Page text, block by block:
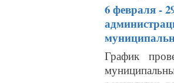
6 февраля -
График